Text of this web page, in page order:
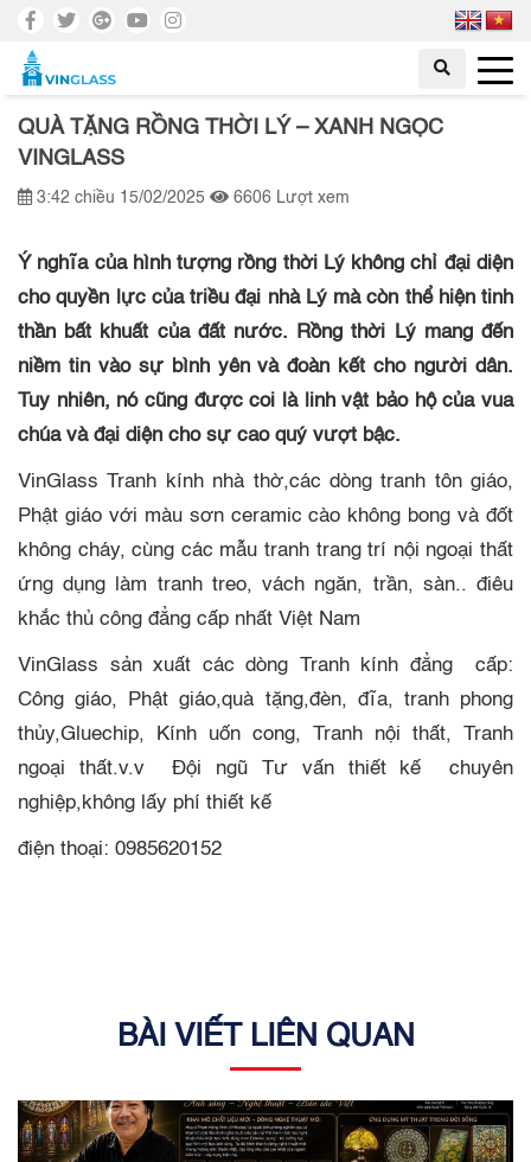
QUÀ TẶNG RỒNG THỜI LÝ – XANH NGỌC
VINGLASS
3:42 chiều 15/02/2025 6606 Lượt xem
Ý nghĩa của hình tượng rồng thời Lý không chỉ đại diện
cho quyền lực của triều đại nhà Lý mà còn thể hiện tinh
thần bất khuất của đất nước. Rồng thời Lý mang đến
niềm tin vào sự bình yên và đoàn kết cho người dân.
Tuy nhiên, nó cũng được coi là linh vật bảo hộ của vua
chúa và đại diện cho sự cao quý vượt bậc.
VinGlass Tranh kính nhà thờ,các dòng tranh tôn giáo,
Phật giáo với màu sơn ceramic cào không bong và đốt
không cháy, cùng các mẫu tranh trang trí nội ngoại thất
ứng dụng làm tranh treo, vách ngăn, trần, sàn.. điêu
khắc thủ công đẳng cấp nhất Việt Nam
VinGlass sản xuất các dòng Tranh kính đẳng cấp:
Công giáo, Phật giáo,quà tặng,đèn, đĩa, tranh phong
thủy,Gluechip, Kính uốn cong, Tranh nội thất, Tranh
ngoại thất.v.v Đội ngũ Tư vấn thiết kế chuyên
nghiệp,không lấy phí thiết kế
điện thoại: 0985620152
BÀI VIẾT LIÊN QUAN